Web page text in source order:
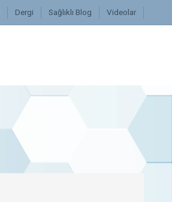
Dergi Sağlıklı Blog Videolar